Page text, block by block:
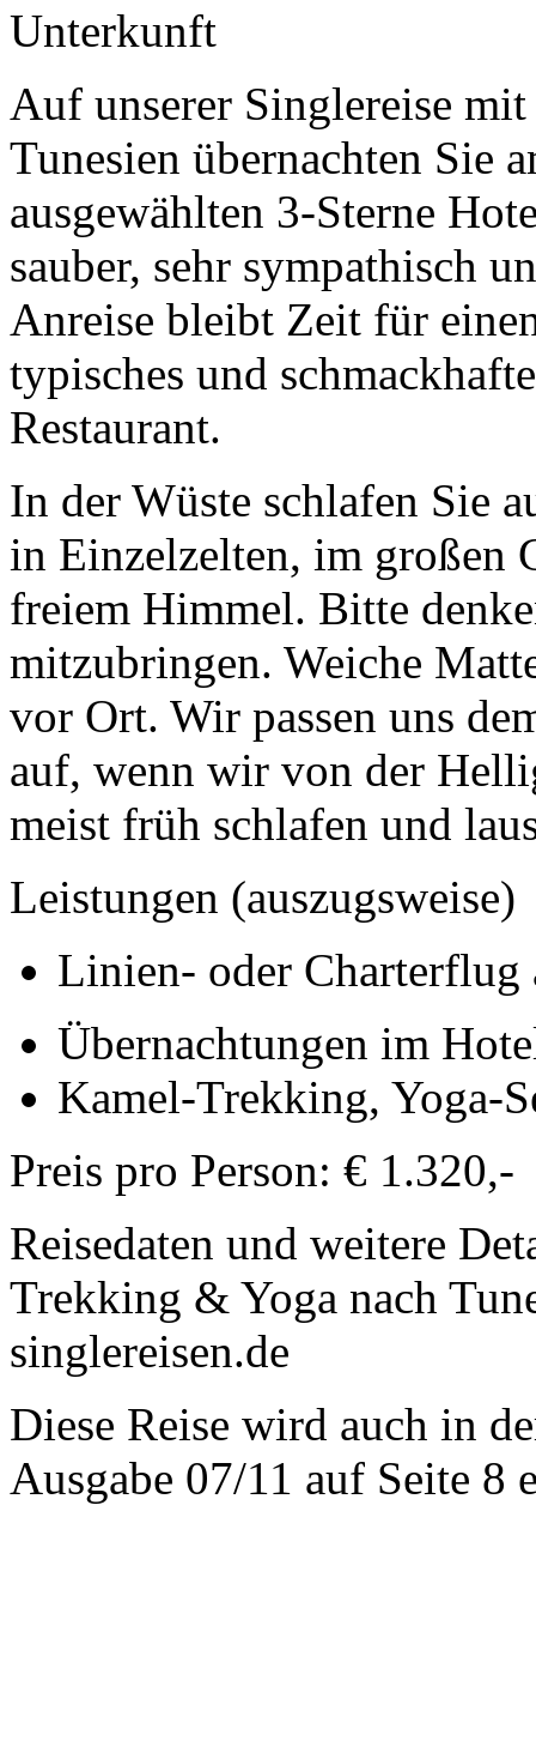
Unterkunft
Auf unserer Singlereise
Tunesien übernachten Sie
ausgewählten 3-Sterne
sauber, sehr sympathisch
Anreise bleibt Zeit für
typisches und
Restaurant.
In der Wüste schlafen Sie
in Einzelzelten, im großen
freiem Himmel. Bitte
mitzubringen. Weiche
vor Ort. Wir passen uns
auf, wenn wir von der
meist früh schlafen und
Leistungen (auszugsweise)
Linien- oder
Übernachtungen im
Kamel-Trekking, Yoga-
Preis pro Person: € 1.320,-
Reisedaten und weitere
Trekking & Yoga nach
singlereisen.de
Diese Reise wird auch in
Ausgabe 07/11 auf Seite 8